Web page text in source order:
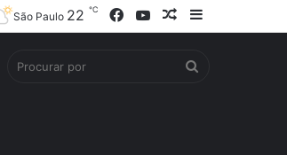
Barra
Artigo
YouTube
Facebook
São Paulo 22 ℃